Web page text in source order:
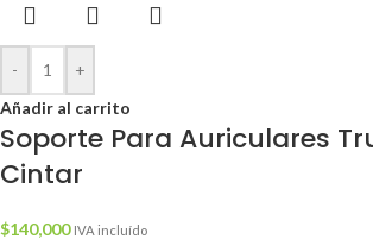
-
+
Añadir al carrito
Soporte Para Auriculares
Cintar
$140,000 IVA incluído